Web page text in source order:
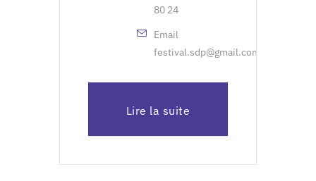
80 24
Email
festival.sdp@gmail.com
Lire la suite